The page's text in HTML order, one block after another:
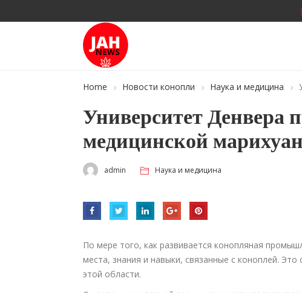
Home Новости конопли Наука и медицина
Университет Денвера
медицинской
admin Наука и медицина
По мере того, как развивается конопляная
места, знания и навыки, связанные с коноплей.
этой области.